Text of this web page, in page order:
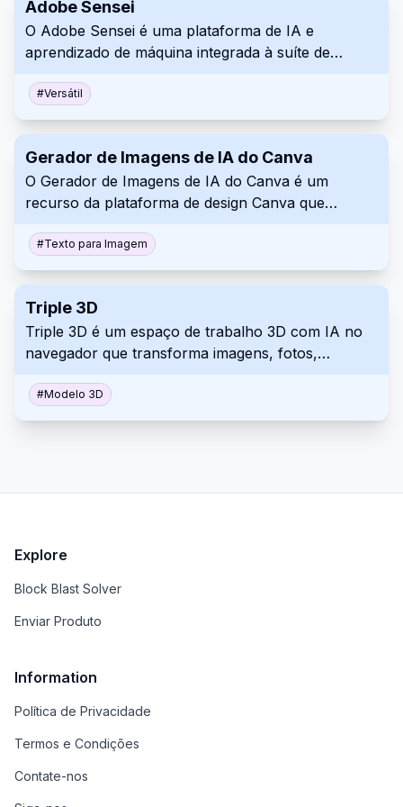
entender o comportamento do cliente e melhorar
as estratégias de engajamento.
Adobe Sensei
O Adobe Sensei é uma plataforma de IA e
aprendizado de máquina integrada à suíte de
trabalho criativos automatizando processos,
fornecendo recursos inteligentes e permitindo
dados, facilitando para os usuários a produção de
conteúdo de alta qualidade de forma eficiente.
#Versátil
Gerador de Imagens de IA do Canva
O Gerador de Imagens de IA do Canva é um
recurso da plataforma de design Canva que
inteligência artificial com base em prompts de texto.
Essa ferramenta otimiza o processo de design,
exclusivos de forma rápida e fácil para diversos
projetos.
#Texto para Imagem
Triple 3D
Triple 3D é um espaço de trabalho 3D com IA no
navegador que transforma imagens, fotos,
download. Ele reúne geração, visualização on-line,
inspeção, exportação GLB/OBJ, exemplos públicos
#Modelo 3D
Explore
Block Blast Solver
Enviar Produto
Information
Política de Privacidade
Termos e Condições
Contate-nos